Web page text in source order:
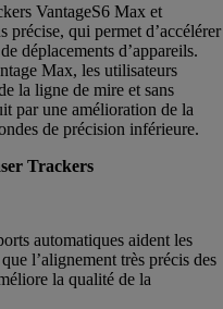
VantageS6 Max et
qui permet d’accélérer
déplacements d’appareils.
Max, les utilisateurs
la ligne de mire et sans
par une amélioration de la
de précision inférieure.
Trackers
automatiques aident les
l’alignement très précis des
la qualité de la